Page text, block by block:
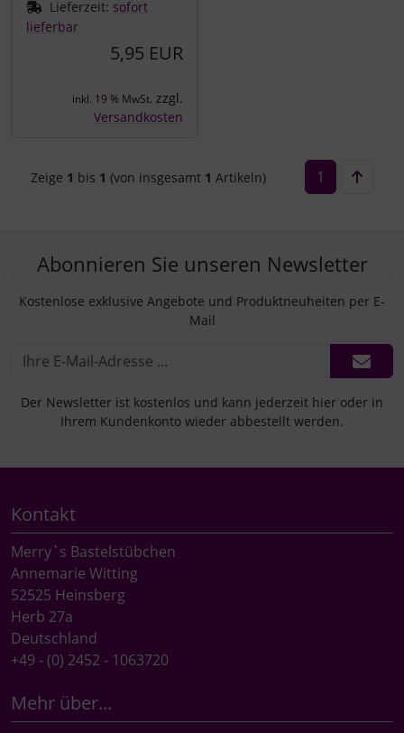
Lieferzeit: sofort
lieferbar
5,95 EUR
inkl. 19 % MwSt. zzgl.
Versandkosten
Zeige 1 bis 1 (von insgesamt 1 Artikeln) 1
Abonnieren Sie unseren Newsletter
Kostenlose exklusive Angebote und Produktneuheiten per E-
Mail
Der Newsletter ist kostenlos und kann jederzeit hier oder in
Ihrem Kundenkonto wieder abbestellt werden.
Kontakt
Merry`s Bastelstübchen
Annemarie Witting
52525 Heinsberg
Herb 27a
Deutschland
+49 - (0) 2452 - 1063720
Mehr über...